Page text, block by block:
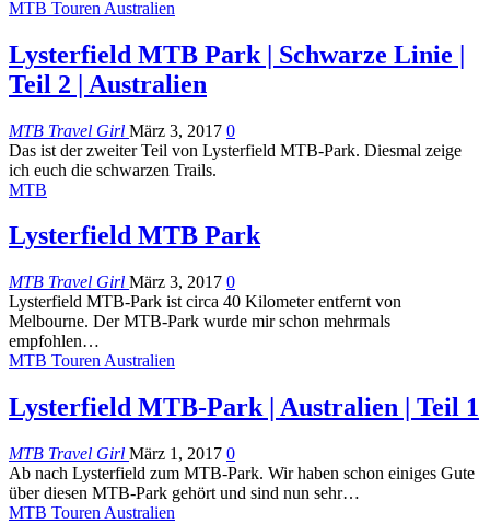
MTB Touren Australien
Lysterfield MTB Park | Schwarze Linie |
Teil 2 | Australien
MTB Travel Girl März 3, 2017 0
Das ist der zweiter Teil von Lysterfield MTB-Park. Diesmal zeige
ich euch die schwarzen Trails.
MTB
Lysterfield MTB Park
MTB Travel Girl März 3, 2017 0
Lysterfield MTB-Park ist circa 40 Kilometer entfernt von
Melbourne. Der MTB-Park wurde mir schon mehrmals
empfohlen…
MTB Touren Australien
Lysterfield MTB-Park | Australien | Teil 1
MTB Travel Girl März 1, 2017 0
Ab nach Lysterfield zum MTB-Park. Wir haben schon einiges Gute
über diesen MTB-Park gehört und sind nun sehr…
MTB Touren Australien